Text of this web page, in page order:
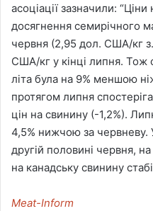
асоціації зазначили:
досягнення семирічного
червня (2,95 дол. США/кг
США/кг у кінці липня. Тож
літа була на 9% меншою
протягом липня
цін на свинину (-1,2%).
4,5% нижчою за червневу.
другій половині червня,
на канадську свинину
Meat-Inform